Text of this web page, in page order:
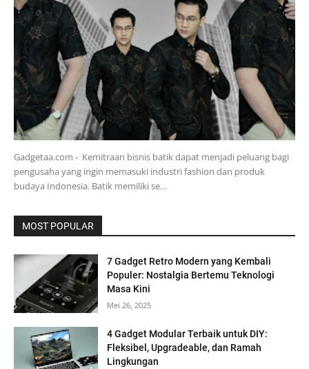
Gadgetaa.com - Kemitraan bisnis batik dapat menjadi peluang bagi
pengusaha yang ingin memasuki industri fashion dan produk
budaya Indonesia. Batik memiliki se…
MOST POPULAR
7 Gadget Retro Modern yang Kembali
Populer: Nostalgia Bertemu Teknologi
Masa Kini
Mei 26, 2025
4 Gadget Modular Terbaik untuk DIY:
Fleksibel, Upgradeable, dan Ramah
Lingkungan